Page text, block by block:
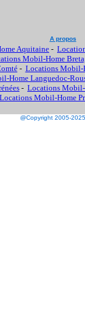
A propos
Aquitaine -
Mobil-Home
- Locations Mobil-
Home Languedoc-
- Locations Mobil-
Locations Mobil-Home
@Copyright 2005-